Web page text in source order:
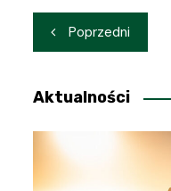
Nawigacja
wpisu
Poprzedni
Aktualności